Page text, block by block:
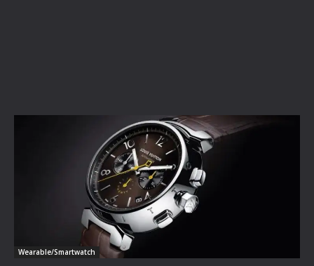
Wearable/Smartwatch